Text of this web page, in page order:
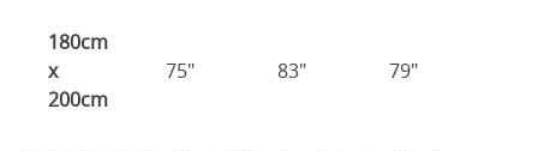
180cm
x
200cm
75" 83" 79"